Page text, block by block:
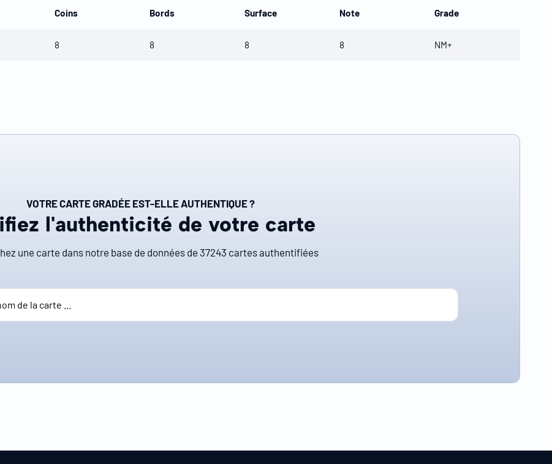
Coins Bords Surface Note Grade
8 8 8 8 NM+
VOTRE CARTE GRADÉE EST-ELLE AUTHENTIQUE ?
l'authenticité de votre carte
une carte dans notre base de données de 37243 cartes authentifiées